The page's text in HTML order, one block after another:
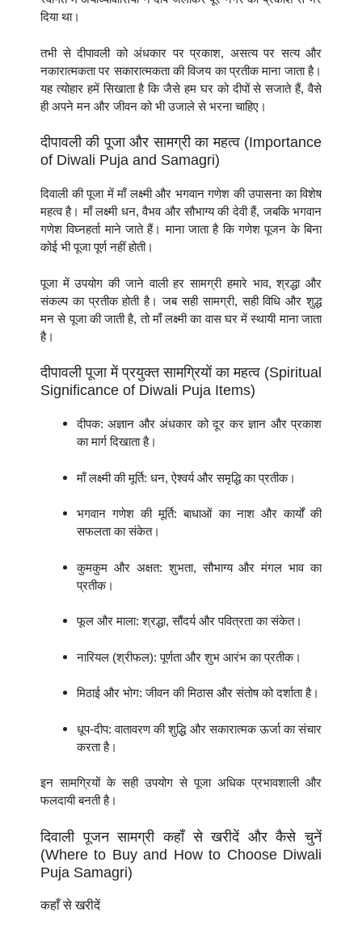
दिया था।
तभी से दीपावली को अंधकार पर प्रकाश, असत्य पर सत्य और
नकारात्मकता पर सकारात्मकता की विजय का प्रतीक माना जाता है।
यह त्योहार हमें सिखाता है कि जैसे हम घर को दीपों से सजाते हैं, वैसे
ही अपने मन और जीवन को भी उजाले से भरना चाहिए।
दीपावली की पूजा और सामग्री का महत्व (Importance
of Diwali Puja and Samagri)
दिवाली की पूजा में माँ लक्ष्मी और भगवान गणेश की उपासना का विशेष
महत्व है। माँ लक्ष्मी धन, वैभव और सौभाग्य की देवी हैं, जबकि भगवान
गणेश विघ्नहर्ता माने जाते हैं। माना जाता है कि गणेश पूजन के बिना
कोई भी पूजा पूर्ण नहीं होती।
पूजा में उपयोग की जाने वाली हर सामग्री हमारे भाव, श्रद्धा और
संकल्प का प्रतीक होती है। जब सही सामग्री, सही विधि और शुद्ध
मन से पूजा की जाती है, तो माँ लक्ष्मी का वास घर में स्थायी माना जाता
है।
दीपावली पूजा में प्रयुक्त सामग्रियों का महत्व (Spiritual
Significance of Diwali Puja Items)
दीपक: अज्ञान और अंधकार को दूर कर ज्ञान और प्रकाश
का मार्ग दिखाता है।
माँ लक्ष्मी की मूर्ति: धन, ऐश्वर्य और समृद्धि का प्रतीक।
भगवान गणेश की मूर्ति: बाधाओं का नाश और कार्यों की
सफलता का संकेत।
कुमकुम और अक्षत: शुभता, सौभाग्य और मंगल भाव का
प्रतीक।
फूल और माला: श्रद्धा, सौंदर्य और पवित्रता का संकेत।
नारियल (श्रीफल): पूर्णता और शुभ आरंभ का प्रतीक।
मिठाई और भोग: जीवन की मिठास और संतोष को दर्शाता है।
धूप-दीप: वातावरण की शुद्धि और सकारात्मक ऊर्जा का संचार
करता है।
इन सामग्रियों के सही उपयोग से पूजा अधिक प्रभावशाली और
फलदायी बनती है।
दिवाली पूजन सामग्री कहाँ से खरीदें और कैसे चुनें
(Where to Buy and How to Choose Diwali
Puja Samagri)
कहाँ से खरीदें